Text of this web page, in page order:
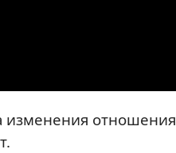
изменения отношения